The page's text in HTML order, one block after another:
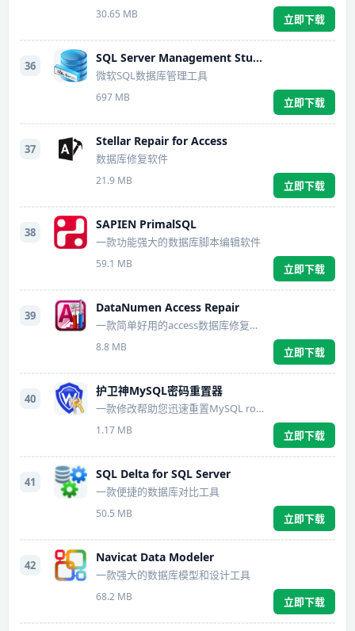
30.65 MB 立即下载
36
SQL Server Management Studio
微软SQL数据库管理工具
697 MB 立即下载
37
Stellar Repair for Access
数据库修复软件
21.9 MB 立即下载
38
SAPIEN PrimalSQL
一款功能强大的数据库脚本编辑软件
59.1 MB 立即下载
39
DataNumen Access Repair
一款简单好用的access数据库修复工具
8.8 MB 立即下载
40
护卫神MySQL密码重置器
一款修改帮助您迅速重置MySQL root密码的小工具
1.17 MB 立即下载
41
SQL Delta for SQL Server
一款便捷的数据库对比工具
50.5 MB 立即下载
42
Navicat Data Modeler
一款强大的数据库模型和设计工具
68.2 MB 立即下载